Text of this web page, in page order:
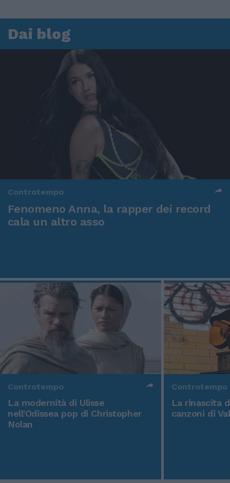
Dai blog
Controtempo
Fenomeno Anna, la rapper dei record
cala un altro asso
Controtempo
La modernità di Ulisse
nell'Odissea pop di Christopher
Nolan
Controtempo
La rinascita
canzoni di